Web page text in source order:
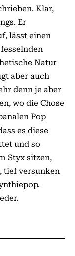
Klar,
Er
lässt einen
Natur
aber auch
denn je aber
wo die Chose
Pop
es diese
und so
Styx sitzen,
tief versunken